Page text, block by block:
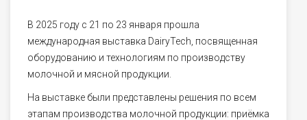
В 2025 году с 21 по 23 января прошла
международная выставка DairyTech, посвященная
оборудованию и технологиям по производству
молочной и мясной продукции.
На выставке были представлены решения по всем
этапам производства молочной продукции: приёмка